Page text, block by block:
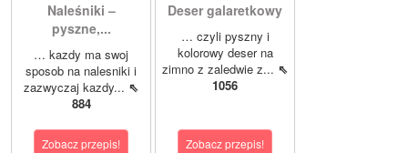
Naleśniki –
pyszne,...
… kazdy ma swoj
sposob na nalesniki i
zazwyczaj kazdy... ⇖
884
Zobacz przepis!
Deser galaretkowy
… czyli pyszny i
kolorowy deser na
zimno z zaledwie z... ⇖
1056
Zobacz przepis!